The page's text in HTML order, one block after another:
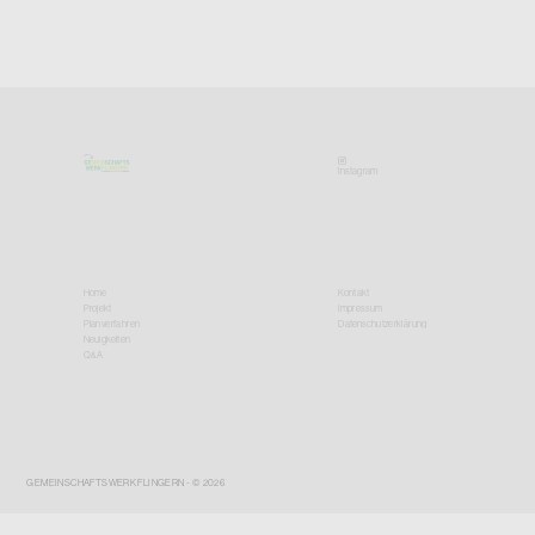
Instagram
Home
Projekt
Planverfahren
Neuigkeiten
Q&A
Impressum
Datenschutzerklärung
GEMEINSCHAFTSWERK FLINGERN - © 2026